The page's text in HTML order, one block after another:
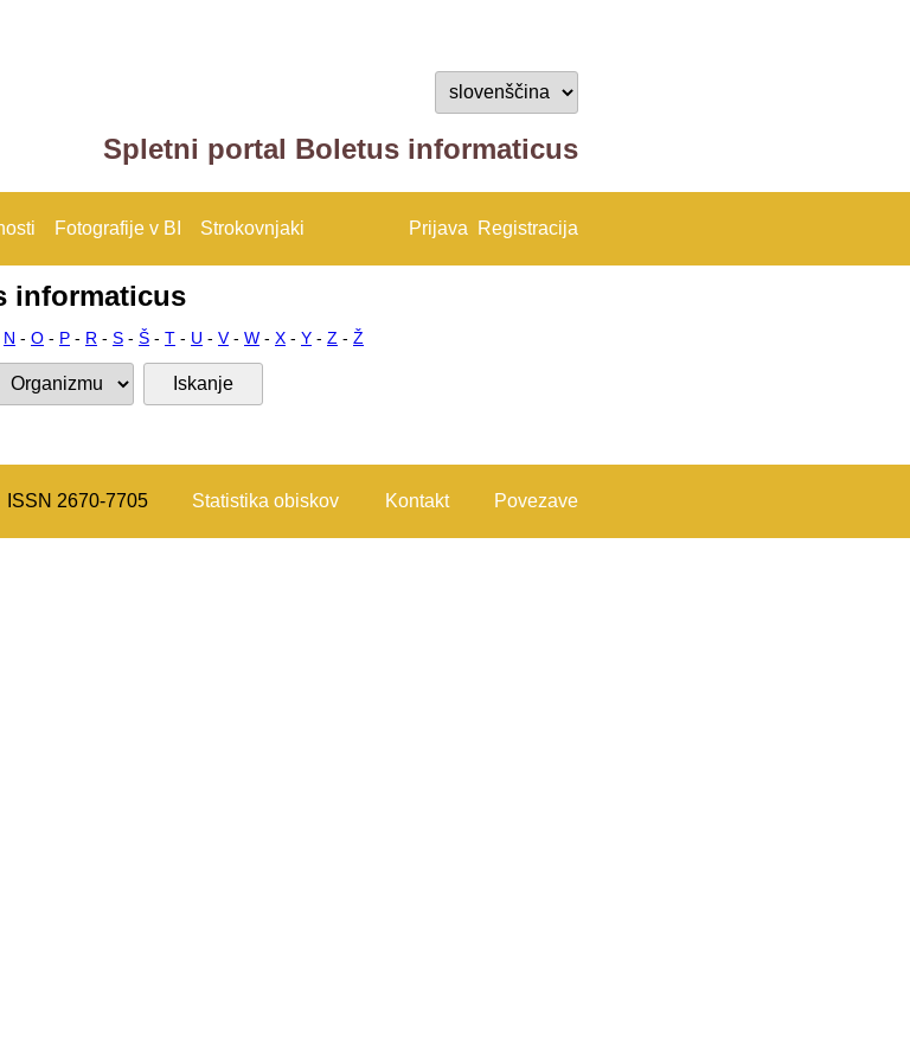
Spletni portal Boletus informaticus
Fotografije v BI Strokovnjaki Prijava Registracija
informaticus
N - O - P - R - S - Š - T - U - V- W - X - Y - Z - Ž
ISSN 2670-7705 Statistika obiskov Kontakt Povezave